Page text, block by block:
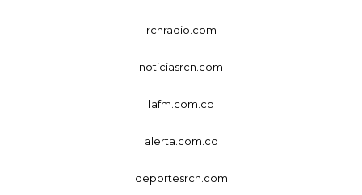
rcnradio.com
noticiasrcn.com
lafm.com.co
alerta.com.co
deportesrcn.com